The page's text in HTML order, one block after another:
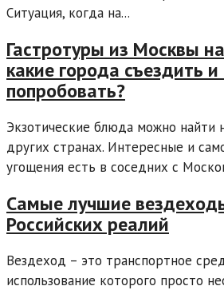
Ситуация, когда на...
Гастротуры из Москвы
какие города съездить и
попробовать?
Экзотические блюда можно найти
других странах. Интересные и
угощения есть в соседних с
Самые лучшие
Российских реалий
Вездеход – это транспортное
использование которого просто